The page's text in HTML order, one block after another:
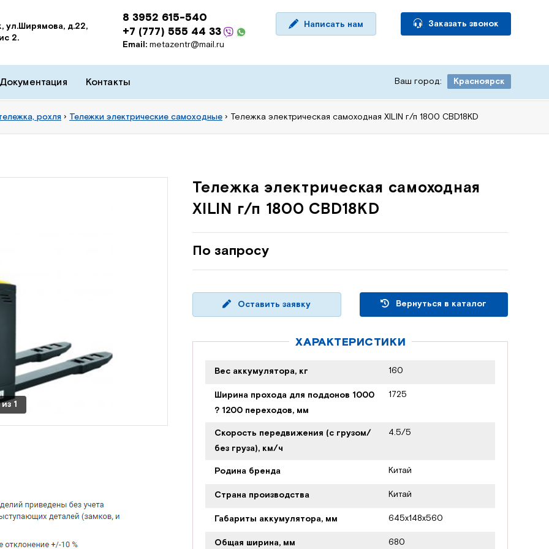
ул.Ширямова, д.22,
2.
8 3952 615-540
+7 (777) 555 44 33
Email: metazentr@mail.ru
Написать нам Заказать звонок
Контакты Ваш город: Красноярск
рохля › Тележки электрические самоходные › Тележка электрическая самоходная XILIN г/п 1800 CBD18KD
1
Тележка электрическая самоходная
XILIN г/п 1800 CBD18KD
По запросу
Оставить заявку Вернуться в каталог
ХАРАКТЕРИСТИКИ
Вес аккумулятора, кг 160
Ширина прохода для поддонов 1000
? 1200 переходов, мм
1725
Скорость передвижения (с грузом/
без груза), км/ч
4.5/5
Родина бренда Китай
Страна производства Китай
Габариты аккумулятора, мм 645х148х560
Общая ширина, мм 680